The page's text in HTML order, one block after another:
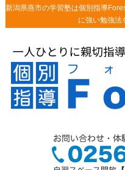
新潟県燕市の学習塾は個別指導
に強い勉強法